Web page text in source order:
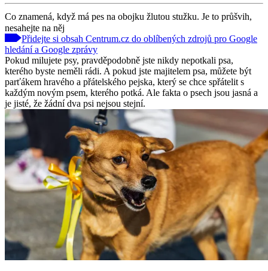
Co znamená, když má pes na obojku žlutou stužku. Je to průšvih,
nesahejte na něj
Přidejte si obsah Centrum.cz do oblíbených zdrojů pro Google
hledání a Google zprávy
Pokud milujete psy, pravděpodobně jste nikdy nepotkali psa,
kterého byste neměli rádi. A pokud jste majitelem psa, můžete být
parťákem hravého a přátelského pejska, který se chce spřátelit s
každým novým psem, kterého potká. Ale fakta o psech jsou jasná a
je jisté, že žádní dva psi nejsou stejní.